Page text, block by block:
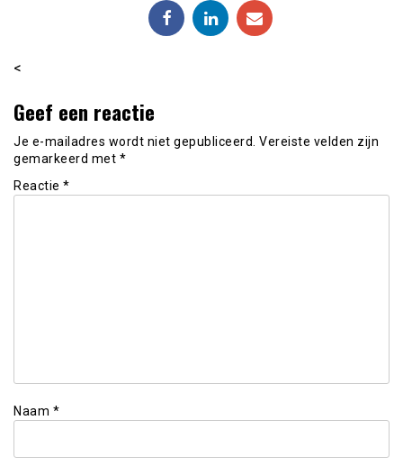
<
Geef een reactie
Je e-mailadres wordt niet gepubliceerd. Vereiste velden zijn
gemarkeerd met *
Reactie *
Naam *